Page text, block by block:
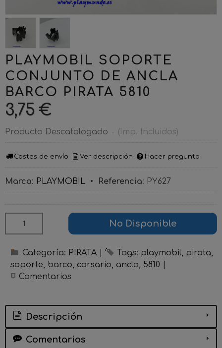
PLAYMOBIL SOPORTE
CONJUNTO DE ANCLA
BARCO PIRATA 5810
3,75 €
Producto Descatalogado - (Imp. Incluidos)
Costes de envío Ver descripción Hacer pregunta
Marca: PLAYMOBIL • Referencia: PY627
No Disponible
Categoría: PIRATA Tags: playmobil
pirata
soporte
barco corsario ancla 5810
Comentarios
Descripción
Comentarios